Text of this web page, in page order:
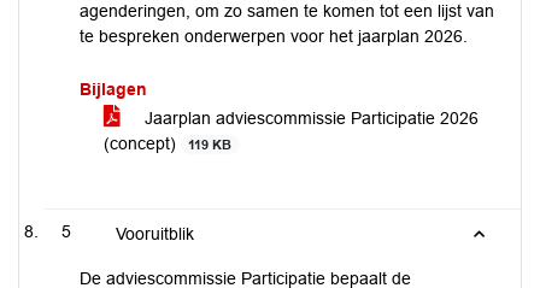
agenderingen, om zo samen te komen tot een lijst van
te bespreken onderwerpen voor het jaarplan 2026.
Bijlagen
Jaarplan adviescommissie Participatie 2026
(concept)
119 KB
5 Vooruitblik
De adviescommissie Participatie bepaalt de